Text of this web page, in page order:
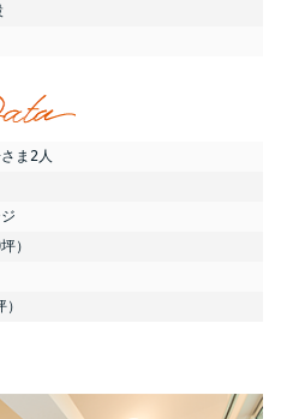
ま2人
）